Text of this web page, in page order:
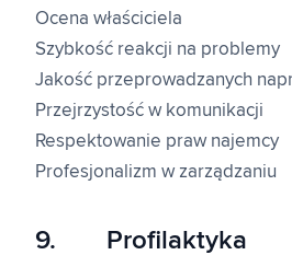
Ocena właściciela
Szybkość reakcji na problemy
Jakość przeprowadzanych
Przejrzystość w komunikacji
Respektowanie praw najemcy
Profesjonalizm w zarządzaniu
9. Profilaktyka